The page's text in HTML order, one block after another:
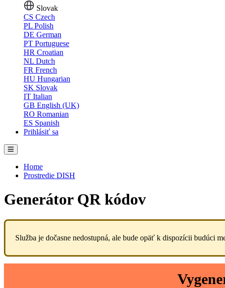
Slovak
CS Czech
PL Polish
DE German
PT Portuguese
HR Croatian
NL Dutch
FR French
HU Hungarian
SK Slovak
IT Italian
GB English (UK)
RO Romanian
ES Spanish
Prihlásiť sa
Home
Prostredie DISH
Generátor QR kódov
Služba je dočasne nedostupná, ale bude opäť k dispozícii budúci